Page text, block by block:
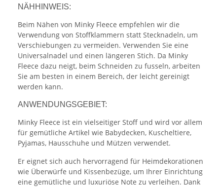
NÄHHINWEIS:
Beim Nähen von Minky Fleece empfehlen wir die
Verwendung von Stoffklammern statt Stecknadeln, um
Verschiebungen zu vermeiden. Verwenden Sie eine
Universalnadel und einen längeren Stich. Da Minky
Fleece dazu neigt, beim Schneiden zu fusseln, arbeiten
Sie am besten in einem Bereich, der leicht gereinigt
werden kann.
ANWENDUNGSGEBIET:
Minky Fleece ist ein vielseitiger Stoff und wird vor allem
für gemütliche Artikel wie Babydecken, Kuscheltiere,
Pyjamas, Hausschuhe und Mützen verwendet.
Er eignet sich auch hervorragend für Heimdekorationen
wie Überwürfe und Kissenbezüge, um Ihrer Einrichtung
eine gemütliche und luxuriöse Note zu verleihen. Dank